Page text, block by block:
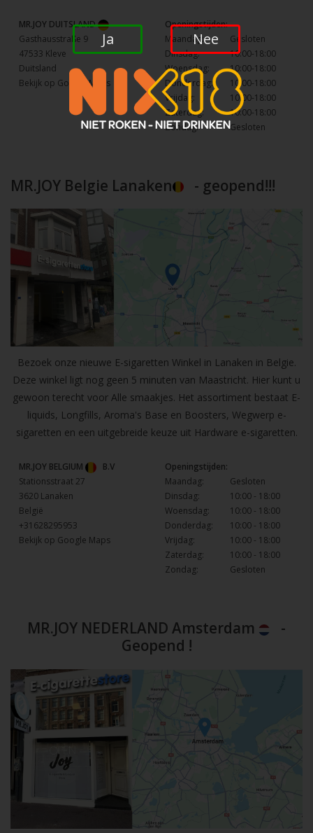
MR.JOY DUITSLAND
Gasthausstraße 9
47533 Kleve
Duitsland
Bekijk op Google Maps
Openingstijden:
Maandag:
Gesloten
Dinsdag:
10:00-18:00
Woensdag:
10:00-18:00
Donderdag:
10:00-18:00
Vrijdag:
10:00-18:00
Zaterdag:
10:00-18:00
Zondag:
Gesloten
MR.JOY Belgie Lanaken - geopend!!!
Bezoek onze nieuwe E-sigaretten Winkel in Lanaken in Belgie.
Deze winkel ligt nog geen 5 minuten van Maastricht. Hier kunt u
gewoon terecht voor Alle smaakjes. Het assortiment bestaat E-
liquids, Longfills, Aroma's Base en Boosters, Wegwerp e-
sigaretten en een uitgebreide keuze uit Hardware e-sigaretten.
MR.JOY BELGIUM
B.V
Stationsstraat 27
3620 Lanaken
België
+31628295953
Bekijk op Google Maps
Openingstijden:
Maandag:
Gesloten
Dinsdag:
10:00 - 18:00
Woensdag:
10:00 - 18:00
Donderdag:
10:00 - 18:00
Vrijdag:
10:00 - 18:00
Zaterdag:
10:00 - 18:00
Zondag:
Gesloten
MR.JOY NEDERLAND Amsterdam
-
Geopend !
Ja Nee